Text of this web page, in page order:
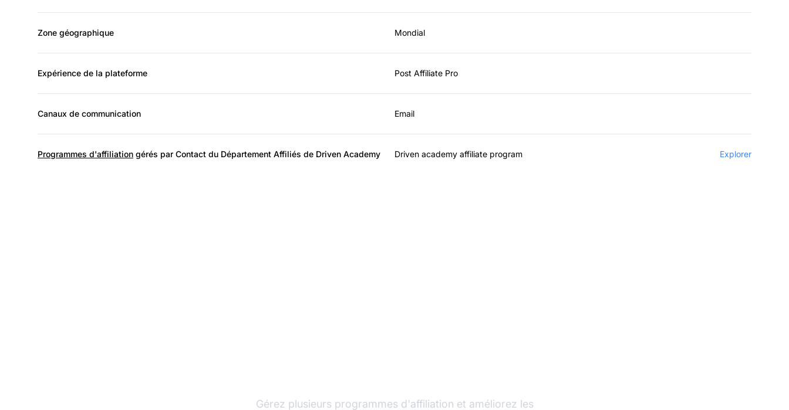
Zone géographique Mondial
Expérience de la plateforme Post Affiliate Pro
Canaux de communication Email
Programmes d'affiliation gérés par Contact du Département Affiliés de Driven Academy Driven academy affiliate program Explorer
Gérez plusieurs programmes d'affiliation et améliorez les